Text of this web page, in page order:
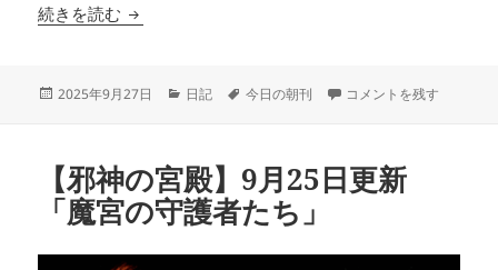
続きを読む なかなかの激戦に！？来週の予定まとめ【9月27
投
2025年9月27日
カ
ー
日記
タ
今日の朝刊 なかなかの激戦に！？
コメントを残す
【邪神の宮殿】9月25日更新
「魔宮の守護者たち」